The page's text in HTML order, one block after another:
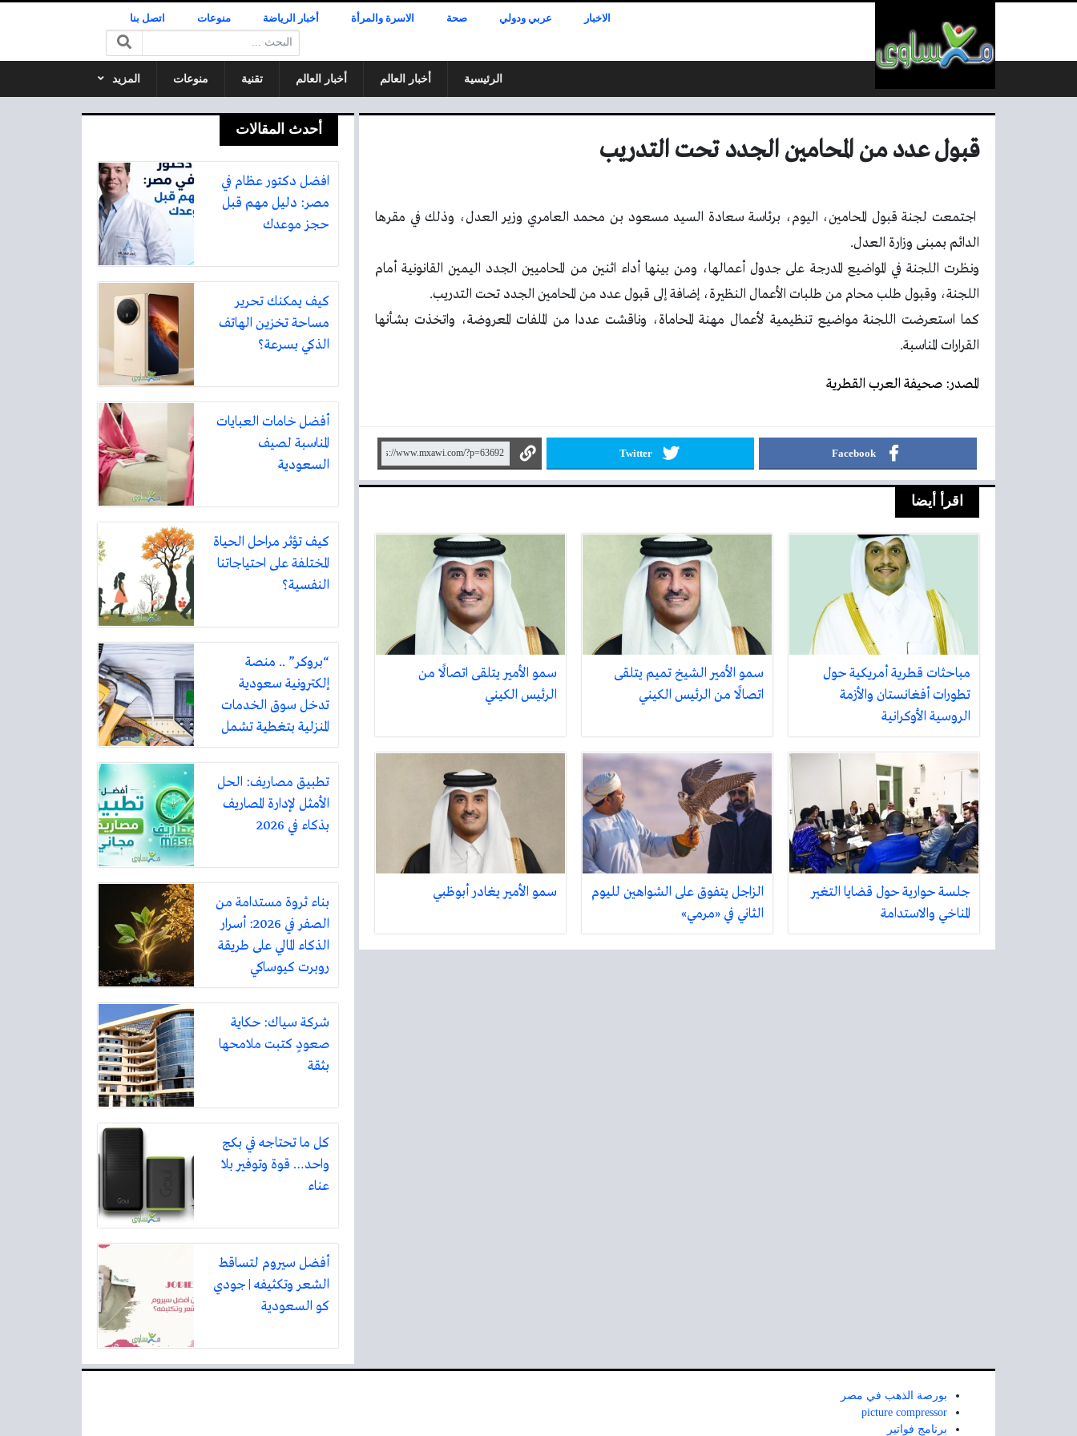
الاخبار عربي ودولي صحة الاسرة والمرأة أخبار الرياضة منوعات اتصل بنا
البحث:
الرئيسية أخبار العالم أخبار العالم تقنية منوعات المزيد
قبول عدد من المحامين الجدد تحت التدريب
اجتمعت لجنة قبول المحامين، اليوم، برئاسة سعادة السيد مسعود بن محمد العامري وزير العدل، وذلك في مقرها
الدائم بمبنى وزارة العدل.
ونظرت اللجنة في المواضيع المدرجة على جدول أعمالها، ومن بينها أداء اثنين من المحاميين الجدد اليمين القانونية أمام
اللجنة، وقبول طلب محام من طلبات الأعمال النظيرة، إضافة إلى قبول عدد من المحامين الجدد تحت التدريب.
كما استعرضت اللجنة مواضيع تنظيمية لأعمال مهنة المحاماة، وناقشت عددا من الملفات المعروضة، واتخذت بشأنها
القرارات المناسبة.
المصدر: صحيفة العرب القطرية
Facebook
Twitter
اقرأ أيضا
مباحثات قطرية أمريكية حول
تطورات أفغانستان والأزمة
الروسية الأوكرانية
سمو الأمير الشيخ تميم يتلقى
اتصالًا من الرئيس الكيني
سمو الأمير يتلقى اتصالًا من
الرئيس الكيني
جلسة حوارية حول قضايا التغير
المناخي والاستدامة
الزاجل يتفوق على الشواهين لليوم
الثاني في «مرمي»
سمو الأمير يغادر أبوظبي
أحدث المقالات
افضل دكتور عظام في
مصر: دليل مهم قبل
حجز موعدك
كيف يمكنك تحرير
مساحة تخزين الهاتف
الذكي بسرعة؟
أفضل خامات العبايات
المناسبة لصيف
السعودية
كيف تؤثر مراحل الحياة
المختلفة على احتياجاتنا
النفسية؟
“بروكر” .. منصة
إلكترونية سعودية
تدخل سوق الخدمات
المنزلية بتغطية تشمل
أكثر من ثلاثين مدينة
تطبيق مصاريف: الحل
الأمثل لإدارة المصاريف
بذكاء في 2026
بناء ثروة مستدامة من
الصفر في 2026: أسرار
الذكاء المالي على طريقة
روبرت كيوساكي
شركة سياك: حكاية
صعودٍ كتبت ملامحها
بثقة
كل ما تحتاجه في بكج
واحد… قوة وتوفير بلا
عناء
أفضل سيروم لتساقط
الشعر وتكثيفه | جودي
كو السعودية
بورصة الذهب في مصر
picture compressor
برنامج فواتير